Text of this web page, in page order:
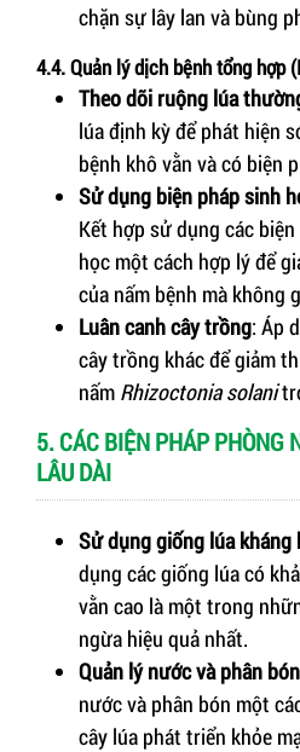
chặn sự lây lan và bùng
4.4. Quản lý dịch bệnh tổng hợp
Theo dõi ruộng lúa
lúa định kỳ để phát hiện
bệnh khô vằn và có biện
Sử dụng biện pháp sinh
Kết hợp sử dụng các
học một cách hợp lý để
của nấm bệnh mà không
Luân canh cây trồng: Áp
cây trồng khác để giảm
nấm Rhizoctonia solani
5. CÁC BIỆN PHÁP PHÒNG
LÂU DÀI
Sử dụng giống lúa kháng
dụng các giống lúa có
vằn cao là một trong
ngừa hiệu quả nhất.
Quản lý nước và phân
nước và phân bón một
cây lúa phát triển khỏe